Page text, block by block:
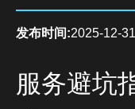
发布时间:2025-12-
服务避坑